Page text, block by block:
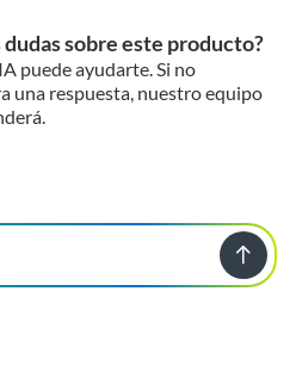
dudas sobre este producto?
puede ayudarte. Si no
una respuesta, nuestro equipo